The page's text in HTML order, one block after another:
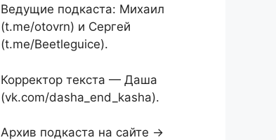
Ведущие подкаста: Михаил
(t.me/otovrn) и Сергей
(t.me/Beetleguice).
Корректор текста — Даша
(vk.com/dasha_end_kasha).
Архив подкаста на сайте →